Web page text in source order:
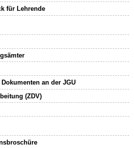
für Lehrende
an der JGU
(ZDV)